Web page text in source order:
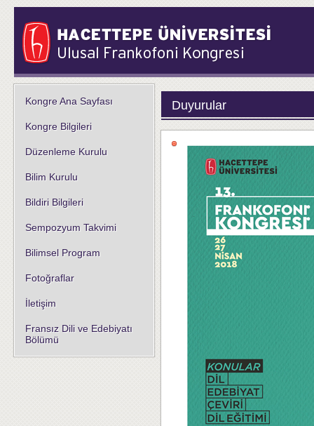
Kongre Ana Sayfası
Kongre Bilgileri
Düzenleme Kurulu
Bilim Kurulu
Bildiri Bilgileri
Sempozyum Takvimi
Bilimsel Program
Fotoğraflar
İletişim
Fransız Dili ve Edebiyatı
Bölümü
Duyurular